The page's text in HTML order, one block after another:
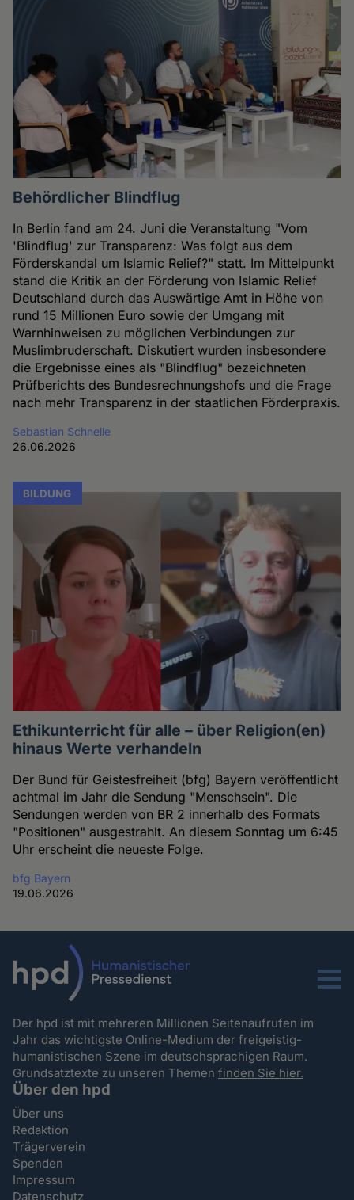
Behördlicher Blindflug
In Berlin fand am 24. Juni die Veranstaltung "Vom
'Blindflug' zur Transparenz: Was folgt aus dem
Förderskandal um Islamic Relief?" statt. Im Mittelpunkt
stand die Kritik an der Förderung von Islamic Relief
Deutschland durch das Auswärtige Amt in Höhe von
rund 15 Millionen Euro sowie der Umgang mit
Warnhinweisen zu möglichen Verbindungen zur
Muslimbruderschaft. Diskutiert wurden insbesondere
die Ergebnisse eines als "Blindflug" bezeichneten
Prüfberichts des Bundesrechnungshofs und die Frage
nach mehr Transparenz in der staatlichen Förderpraxis.
Sebastian Schnelle
26.06.2026
BILDUNG
Ethikunterricht für alle – über Religion(en)
hinaus Werte verhandeln
Der Bund für Geistesfreiheit (bfg) Bayern veröffentlicht
achtmal im Jahr die Sendung "Menschsein". Die
Sendungen werden von BR 2 innerhalb des Formats
"Positionen" ausgestrahlt. An diesem Sonntag um 6:45
Uhr erscheint die neueste Folge.
bfg Bayern
19.06.2026
Menu
Der hpd ist mit mehreren Millionen Seitenaufrufen im
Jahr das wichtigste Online-Medium der freigeistig-
humanistischen Szene im deutschsprachigen Raum.
Grundsatztexte zu unseren Themenfinden Sie hier.
Über den hpd
Über uns
Redaktion
Trägerverein
Spenden
Impressum
Datenschutz